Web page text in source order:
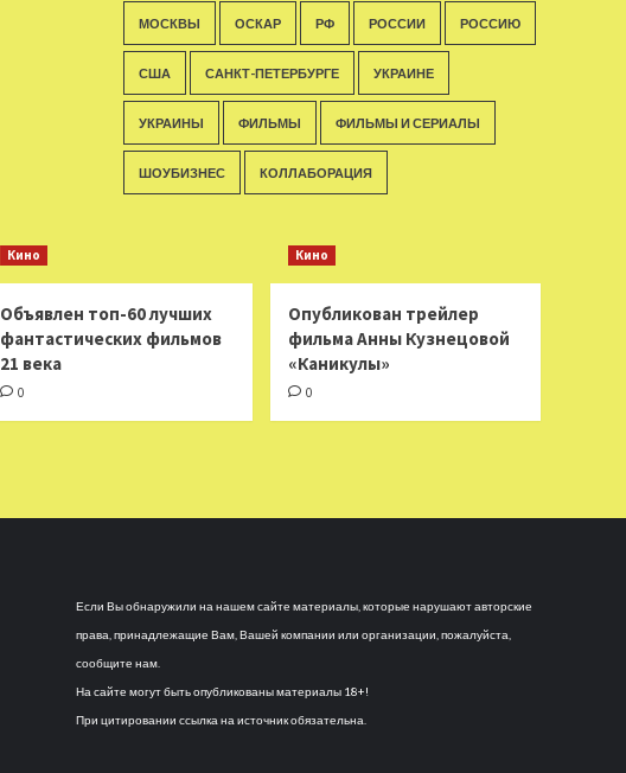
МОСКВЫ ОСКАР РФ РОССИИ РОССИЮ
США САНКТ-ПЕТЕРБУРГЕ УКРАИНЕ
УКРАИНЫ ФИЛЬМЫ ФИЛЬМЫ И СЕРИАЛЫ
ШОУБИЗНЕС КОЛЛАБОРАЦИЯ
Кино
Объявлен топ-60 лучших
фантастических фильмов
21 века
0
Кино
Опубликован трейлер
фильма Анны Кузнецовой
«Каникулы»
0
Если Вы обнаружили на нашем сайте материалы, которые нарушают авторские
права, принадлежащие Вам, Вашей компании или организации, пожалуйста,
сообщите нам.
На сайте могут быть опубликованы материалы 18+!
При цитировании ссылка на источник обязательна.